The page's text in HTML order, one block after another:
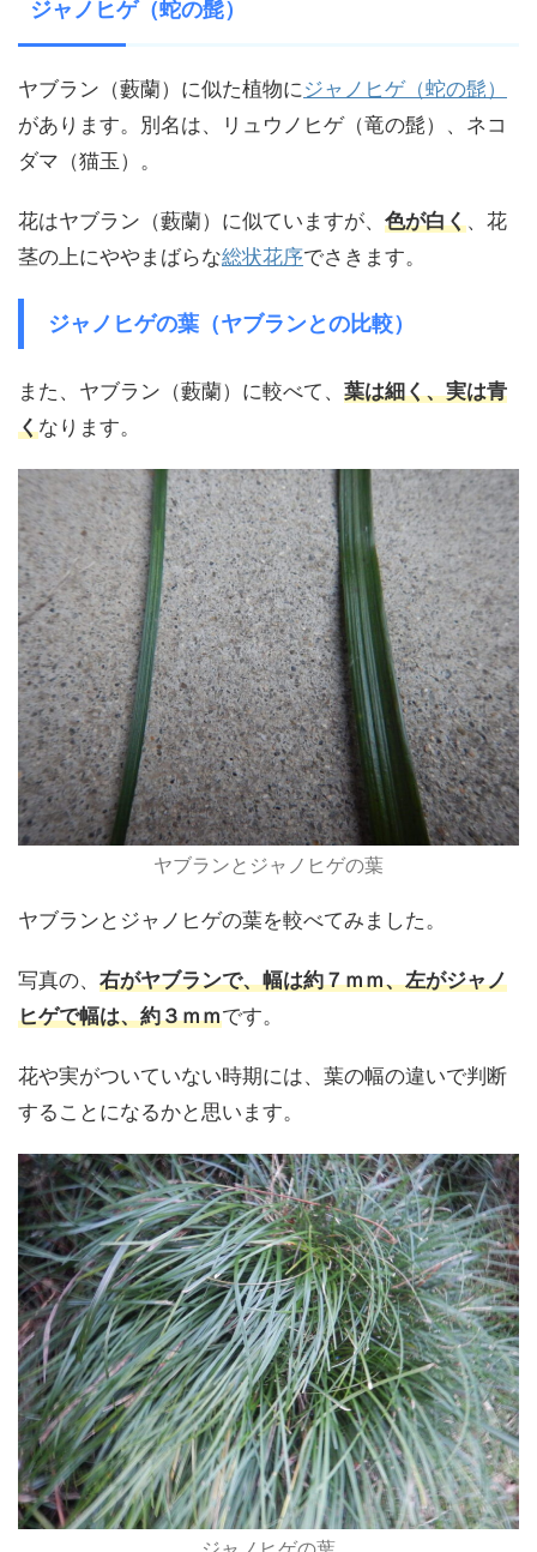
ジャノヒゲ（蛇の髭）
ヤブラン（藪蘭）に似た植物にジャノヒゲ（蛇の髭）
があります。別名は、リュウノヒゲ（竜の髭）、ネコ
ダマ（猫玉）。
花はヤブラン（藪蘭）に似ていますが、 色が白く、花
茎の上にややまばらな総状花序でさきます。
ジャノヒゲの葉（ヤブランとの比較）
また、ヤブラン（藪蘭）に較べて、 葉は細く、実は青
くなります。
ヤブランとジャノヒゲの葉
ヤブランとジャノヒゲの葉を較べてみました。
写真の、 右がヤブランで、幅は約７ｍｍ、左がジャノ
ヒゲで幅は、約３ｍｍです。
花や実がついていない時期には、葉の幅の違いで判断
することになるかと思います。